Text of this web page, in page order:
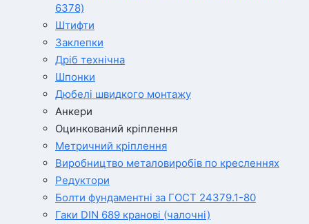
6378)
Штифти
Заклепки
Дріб технічна
Шпонки
Дюбелі швидкого монтажу
Анкери
Оцинкований кріплення
Метричний кріплення
Виробництво металовиробів по кресленнях
Редуктори
Болти фундаментні за ГОСТ 24379.1-80
Гаки DIN 689 кранові (чалочні)